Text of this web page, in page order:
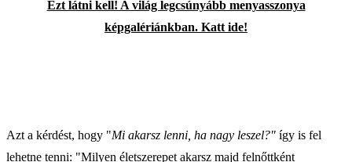
Ezt látni kell! A világ legcsúnyább menyasszonya
képgalériánkban. Katt ide!
Azt a kérdést, hogy "Mi akarsz lenni, ha nagy leszel?" így is fel
lehetne tenni: "Milyen életszerepet akarsz majd felnőttként